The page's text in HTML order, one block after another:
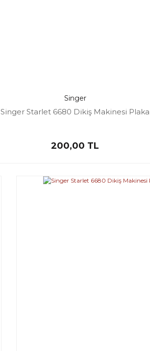
Singer
Singer Starlet 6680 Dikiş Makinesi Plaka
200,00 TL